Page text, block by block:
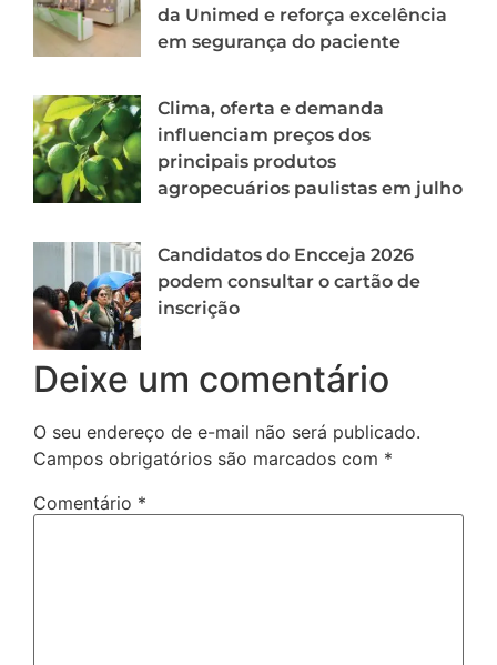
da Unimed e reforça excelência
em segurança do paciente
Clima, oferta e demanda
influenciam preços dos
principais produtos
agropecuários paulistas em julho
Candidatos do Encceja 2026
podem consultar o cartão de
inscrição
Deixe um comentário
O seu endereço de e-mail não será publicado.
Campos obrigatórios são marcados com *
Comentário *